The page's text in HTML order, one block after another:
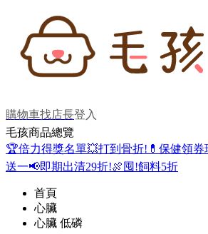
購物車找店長登入
毛孩商品總覽
🏆倍力得獎名單💥打到骨折! 💊保健領券
送一📢即期出清29折!🍖囤!飼料5折
首頁
心臟
心臟 低磷